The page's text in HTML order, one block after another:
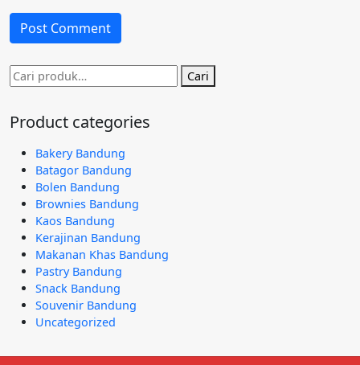
Pencarian
untuk:
Cari
Product categories
Bakery Bandung
Batagor Bandung
Bolen Bandung
Brownies Bandung
Kaos Bandung
Kerajinan Bandung
Makanan Khas Bandung
Pastry Bandung
Snack Bandung
Souvenir Bandung
Uncategorized